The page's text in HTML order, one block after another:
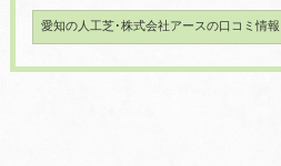
愛知の人工芝･株式会社アースの口コミ情報